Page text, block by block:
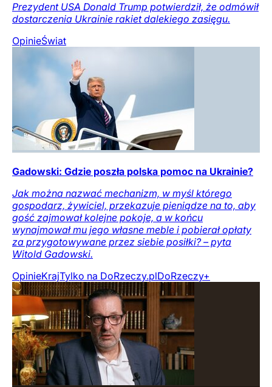
Prezydent USA Donald Trump potwierdził, że odmówił
dostarczenia Ukrainie rakiet dalekiego zasięgu.
OpinieŚwiat
Gadowski: Gdzie poszła polska pomoc na Ukrainie?
Jak można nazwać mechanizm, w myśl którego
gospodarz, żywiciel, przekazuje pieniądze na to, aby
gość zajmował kolejne pokoje, a w końcu
wynajmował mu jego własne meble i pobierał opłaty
za przygotowywane przez siebie posiłki? – pyta
Witold Gadowski.
OpinieKrajTylko na DoRzeczy.plDoRzeczy+